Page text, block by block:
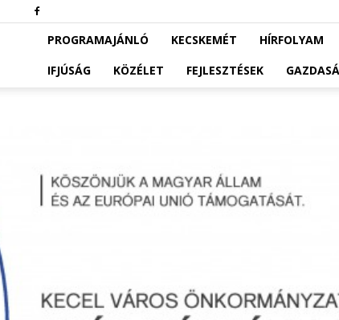
PROGRAMAJÁNLÓ KECSKEMÉT HÍRFOLYAM
IFJÚSÁG
KÖZÉLET FEJLESZTÉSEK